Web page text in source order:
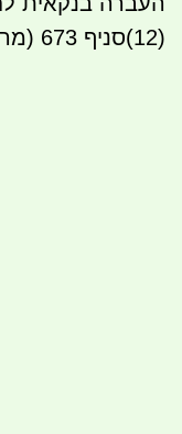
(12)סניף 673 (מרכז נוף ים אור עקיבא)